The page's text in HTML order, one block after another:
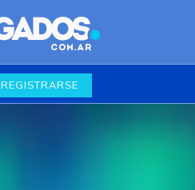
REGISTRARSE